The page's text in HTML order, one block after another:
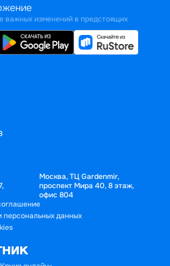
важных изменений в предстоящих
Москва, ТЦ Gardenmir,
проспект Мира 40, 8 этаж,
офис 804
персональных данных